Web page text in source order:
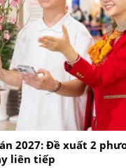
2027: Đề xuất 2
liên tiếp